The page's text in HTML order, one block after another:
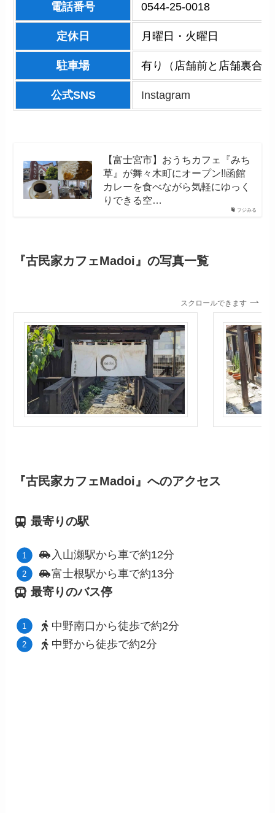
電話番号 0544-25-0018
定休日 月曜日・火曜日
駐車場 有り（店舗前と店舗裏合
公式SNS Instagram
フジみる
【富士宮市】おうちカフェ『みち
草』が舞々木町にオープン!!函館
カレーを食べながら気軽にゆっく
りできる空…
『古民家カフェMadoi』の写真一覧
スクロールできます
『古民家カフェMadoi』へのアクセス
最寄りの駅
入山瀬駅から車で約12分
富士根駅から車で約13分
最寄りのバス停
中野南口 から徒歩で約2分
中野から徒歩で約2分